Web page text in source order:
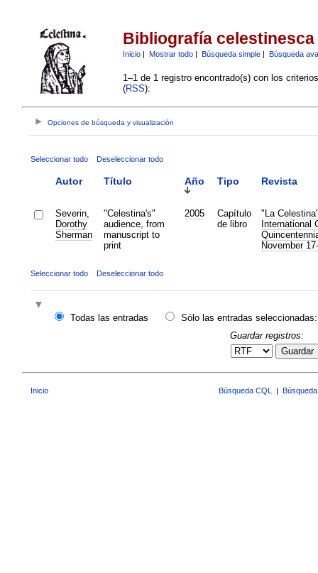
Bibliografía celestinesca
Inicio| Mostrar todo| Búsqueda simple| Búsqueda
1–1 de 1 registro encontrado(s) con los
(RSS):
Opciones de búsqueda y visualización
Seleccionar todo Deseleccionar todo
Autor Título Año Tipo Revista
Severin,
Dorothy
Sherman
"Celestina's"
audience, from
manuscript to
print
2005
Capítulo
de libro
"La
International
November
Seleccionar todo Deseleccionar todo
Todas las entradas
Sólo las entradas seleccionadas:
Guardar registros:
Guardar
Inicio Búsqueda CQL